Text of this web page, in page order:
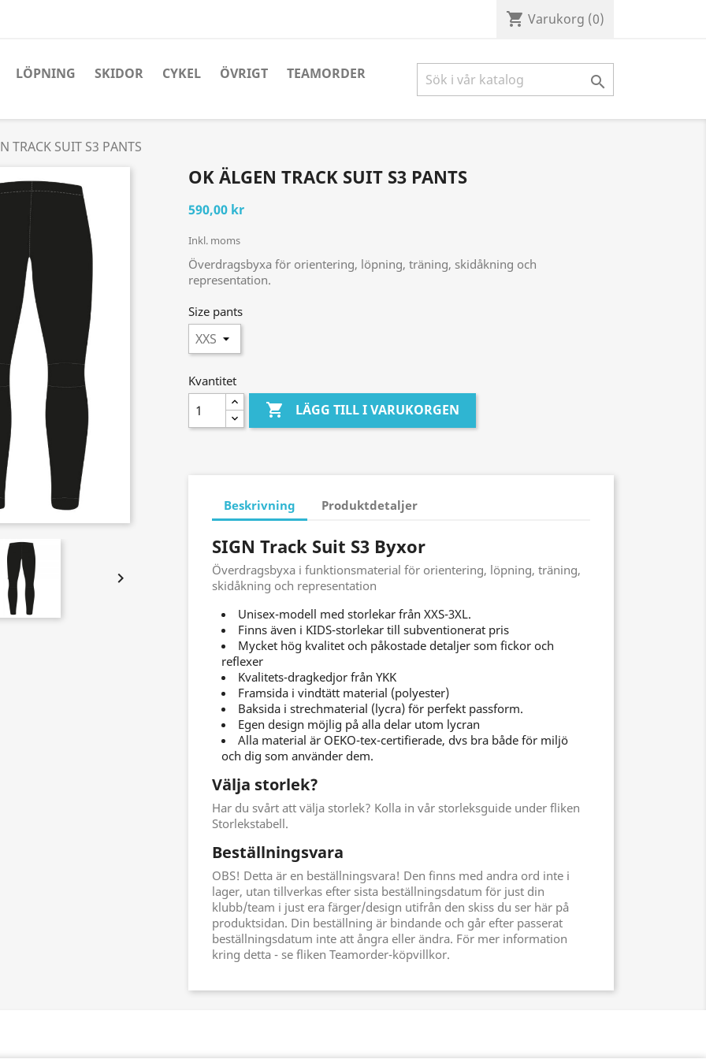
shopping_cart Varukorg (0)
LÖPNING SKIDOR CYKEL ÖVRIGT TEAMORDER 
TRACK SUIT S3 PANTS

OK ÄLGEN TRACK SUIT S3 PANTS
590,00 kr
Inkl. moms
Överdragsbyxa för orientering, löpning, träning, skidåkning och
representation.
Size pants
Kvantitet
 LÄGG TILL I VARUKORGEN
Beskrivning Produktdetaljer
SIGN Track Suit S3 Byxor
Överdragsbyxa i funktionsmaterial för orientering, löpning, träning,
skidåkning och representation
Unisex-modell med storlekar från XXS-3XL.
Finns även i KIDS-storlekar till subventionerat pris
Mycket hög kvalitet och påkostade detaljer som fickor och
reflexer
Kvalitets-dragkedjor från YKK
Framsida i vindtätt material (polyester)
Baksida i strechmaterial (lycra) för perfekt passform.
Egen design möjlig på alla delar utom lycran
Alla material är OEKO-tex-certifierade, dvs bra både för miljö
och dig som använder dem.
Välja storlek?
Har du svårt att välja storlek? Kolla in vår storleksguide under fliken
Storlekstabell.
Beställningsvara
OBS! Detta är en beställningsvara! Den finns med andra ord inte i
lager, utan tillverkas efter sista beställningsdatum för just din
klubb/team i just era färger/design utifrån den skiss du ser här på
produktsidan. Din beställning är bindande och går efter passerat
beställningsdatum inte att ångra eller ändra. För mer information
kring detta - se fliken Teamorder-köpvillkor.